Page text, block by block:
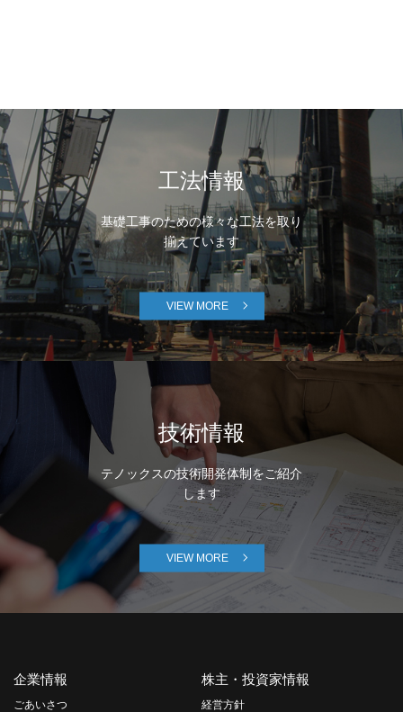
工法情報
基礎工事のための様々な工法を取り
揃えています
VIEW MORE
技術情報
テノックスの技術開発体制をご紹介
します
VIEW MORE
企業情報
ごあいさつ
株主・投資家情報
経営方針